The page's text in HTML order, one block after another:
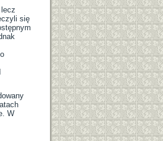
się
W